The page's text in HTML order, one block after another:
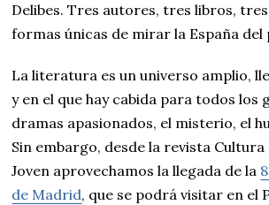
Delibes. Tres autores, tres libros,
formas únicas de mirar la España del
La literatura es un universo amplio,
y en el que hay cabida para todos los
dramas apasionados, el misterio, el
Sin embargo, desde la revista Cultura
Joven aprovechamos la llegada de la
de Madrid, que se podrá visitar en el